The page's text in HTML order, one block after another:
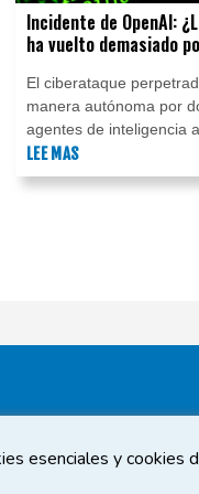
esenciales y cookies
Incidente de OpenAI:
ha vuelto demasiado
El ciberataque
manera autónoma por
agentes de inteligencia
de OpenAI ha planteado
sobre cómo se
LEE MAS